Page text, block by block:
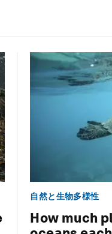
自然と生物多様性
How much